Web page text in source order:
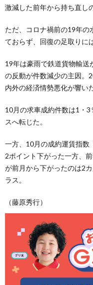
激減した前年から持ち直し
ただ、コロナ禍前の19年
ておらず、回復の足取りに
19年は豪雨で鉄道貨物輸送
の反動が件数減少の主因。
内外の経済情勢悪化が響いた
10月の求車成約件数は1・
スへ転じた。
一方、10月の成約運賃指数
2ポイント下がった一方、
が前月から下がったのは2
ラス。
（藤原秀行）